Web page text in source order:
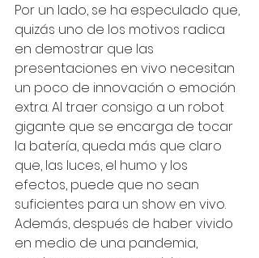
Por un lado, se ha especulado que,
quizás uno de los motivos radica
en demostrar que las
presentaciones en vivo necesitan
un poco de innovación o emoción
extra. Al traer consigo a un robot
gigante que se encarga de tocar
la batería, queda más que claro
que, las luces, el humo y los
efectos, puede que no sean
suficientes para un show en vivo.
Además, después de haber vivido
en medio de una pandemia,